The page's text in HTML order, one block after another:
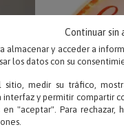
almacenar y acceder a
los datos con su
medir su tráfico,
interfaz y permitir compartir
"aceptar". Para rechazar,
Continuar sin